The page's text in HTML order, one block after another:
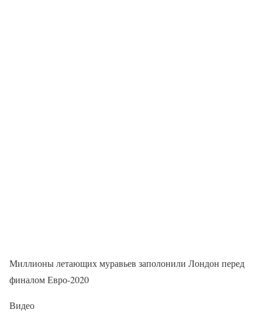
Миллионы летающих муравьев заполонили Лондон перед
финалом Евро-2020
Видео